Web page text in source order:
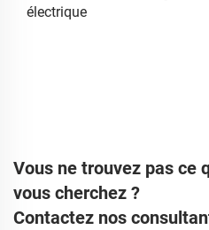
électrique
Vous ne trouvez pas ce
vous cherchez ?
Contactez nos